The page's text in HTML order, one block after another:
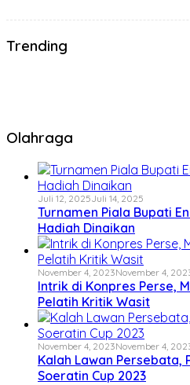
Trending
Olahraga
Juli 12, 2025Juli 14, 2025
Turnamen Piala Bupati
Hadiah Dinaikan
November 4, 2023November 4,
Intrik di Konpres Perse,
Pelatih Kritik Wasit
November 4, 2023November 4,
Kalah Lawan Persebata,
Soeratin Cup 2023